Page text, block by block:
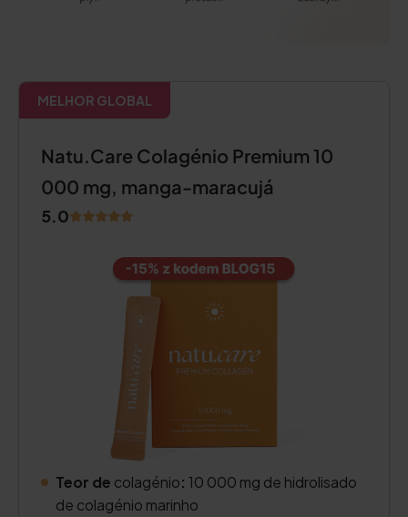
MELHOR GLOBAL
Natu.Care Colagénio Premium 10
000 mg, manga-maracujá
5.0
Teor de colagénio: 10 000 mg de hidrolisado
de colagénio marinho